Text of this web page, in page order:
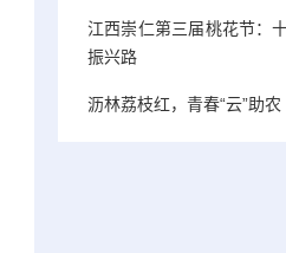
江西崇仁第三届桃花节：
振兴路
沥林荔枝红，青春“云”助农